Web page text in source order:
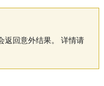
返回意外结果。 详情请